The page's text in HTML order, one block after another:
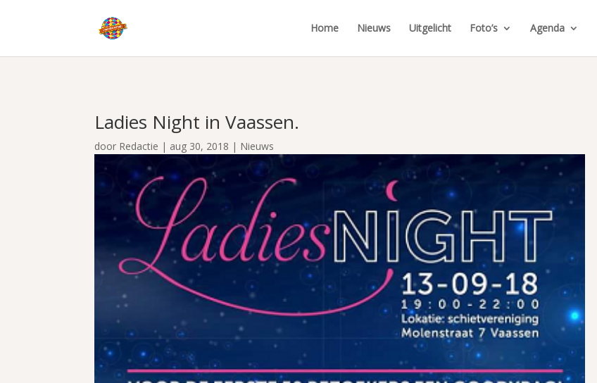
Home Nieuws Uitgelicht Foto’s Agenda
Ladies Night in Vaassen.
door Redactie | aug 30, 2018 | Nieuws